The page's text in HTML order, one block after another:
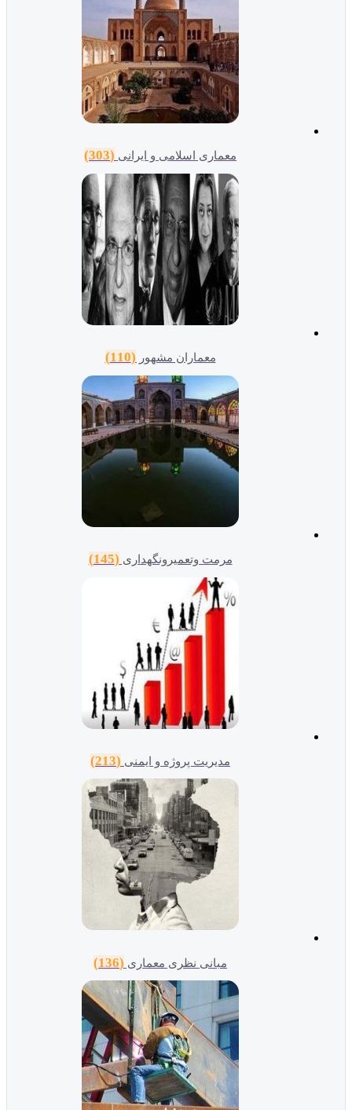
معماری اسلامی و ایرانی (303)
معماران مشهور (110)
مرمت وتعمیرونگهداری(145)
مدیریت پروژه و ایمنی (213)
مبانی نظری معماری (136)